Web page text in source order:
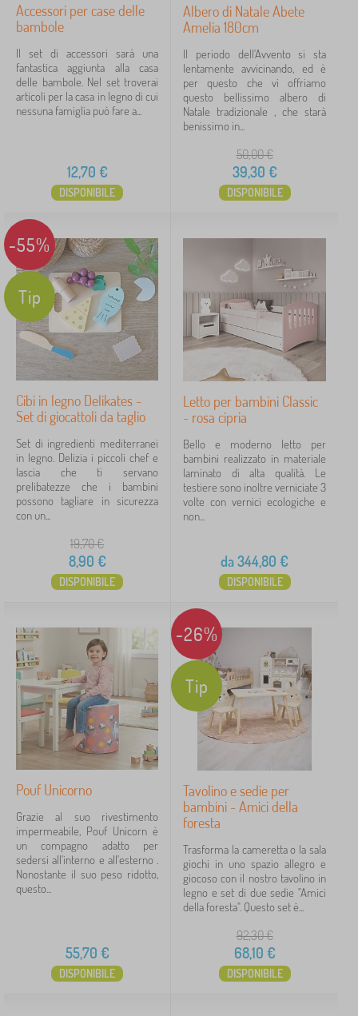
Accessori per case delle
bambole
Il set di accessori sarà una
fantastica aggiunta alla casa
delle bambole. Nel set troverai
articoli per la casa in legno di cui
nessuna famiglia può fare a...
12,70 €
DISPONIBILE
Albero di Natale Abete
Amelia 180cm
Il periodo dell'Avvento si sta
lentamente avvicinando, ed è
per questo che vi offriamo
questo bellissimo albero di
Natale tradizionale , che starà
benissimo in...
50,00€
39,30 €
DISPONIBILE
-55%
Tip
Cibi in legno Delikates -
Set di giocattoli da taglio
Set di ingredienti mediterranei
in legno. Delizia i piccoli chef e
lascia che ti servano
prelibatezze che i bambini
possono tagliare in sicurezza
con un...
19,70€
8,90 €
DISPONIBILE
Letto per bambini Classic
- rosa cipria
Bello e moderno letto per
bambini realizzato in materiale
laminato di alta qualità. Le
testiere sono inoltre verniciate 3
volte con vernici ecologiche e
non...
da344,80 €
DISPONIBILE
Pouf Unicorno
Grazie al suo rivestimento
impermeabile, Pouf Unicorn è
un compagno adatto per
sedersi all'interno e all'esterno .
Nonostante il suo peso ridotto,
questo...
55,70 €
DISPONIBILE
-26%
Tip
Tavolino e sedie per
bambini - Amici della
foresta
Trasforma la cameretta o la sala
giochi in uno spazio allegro e
giocoso con il nostro tavolino in
legno e set di due sedie "Amici
della foresta". Questo set è...
92,30€
68,10 €
DISPONIBILE